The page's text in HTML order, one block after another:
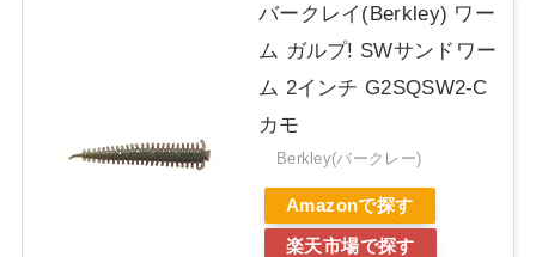
バークレイ(Berkley) ワー
ム ガルプ! SWサンドワー
ム 2インチ G2SQSW2-C
カモ
Berkley(バークレー)
Amazonで探す
楽天市場で探す